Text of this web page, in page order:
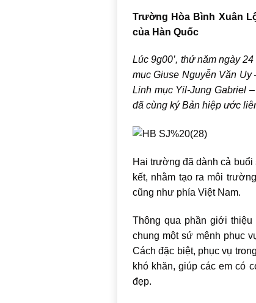
Trường Hòa Bình Xuân
của Hàn Quốc
Lúc 9g00’, thứ năm ngày
mục Giuse Nguyễn Văn
Linh mục Yil-Jung Gabriel
đã cùng ký Bản hiệp ước
Hai trường đã dành cả
kết, nhằm tạo ra môi
cũng như phía Việt Nam.
Thông qua phần giới
chung một sứ mệnh phục
Cách đặc biệt, phục vụ
khó khăn, giúp các em có
đẹp.